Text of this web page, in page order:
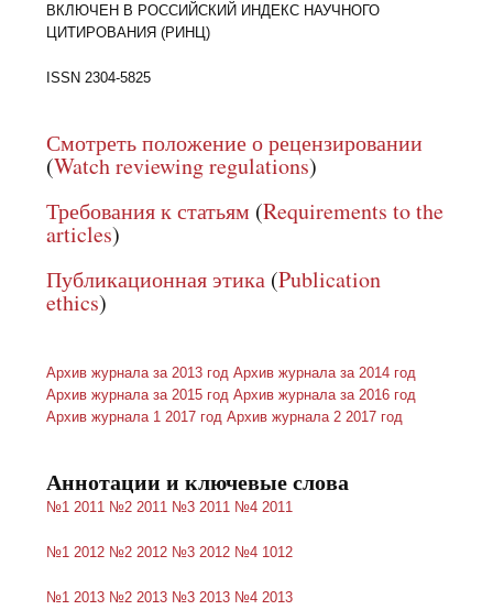
ВКЛЮЧЕН В РОССИЙСКИЙ ИНДЕКС НАУЧНОГО
ЦИТИРОВАНИЯ (РИНЦ)
ISSN 2304-5825
Смотреть положение о рецензировании
(Watch reviewing regulations)
Требования к статьям (Requirements to the
articles)
Публикационная этика (Publication
ethics)
Архив журнала за 2013 год Архив журнала за 2014 год
Архив журнала за 2015 год Архив журнала за 2016 год
Архив журнала 1 2017 год Архив журнала 2 2017 год
Аннотации и ключевые слова
№1 2011 №2 2011 №3 2011 №4 2011
№1 2012 №2 2012 №3 2012 №4 1012
№1 2013 №2 2013 №3 2013 №4 2013